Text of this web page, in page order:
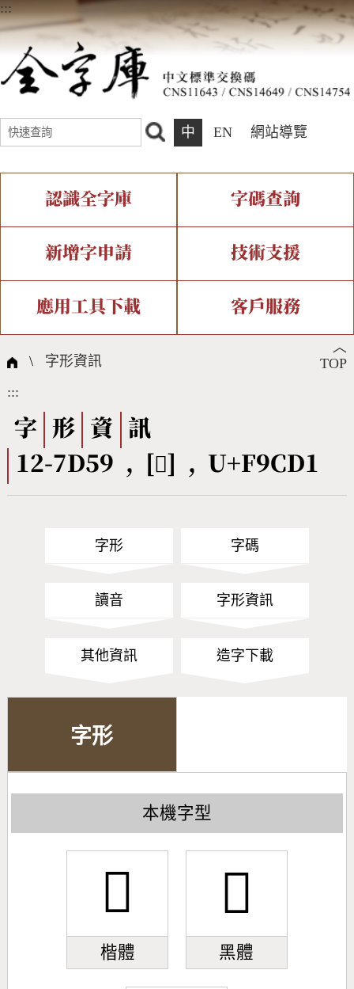
:::
中 EN 網站導覽
認識全字庫
全字庫介紹 全字庫現況
中文碼介紹 專有名詞介紹
國際字碼相關組織
字碼查詢
IDS查詢 部件查詢
複合查詢 注音查詢
筆畫查詢
筆順序查詢
CNS查詢 Unicode查詢
新增字申請
新字申請處理流程
技術支援
字形即時顯示 造字解決方案
全字庫授權 轉碼Web Service
應用工具下載
個人電腦造字處理工具
字形下載
客戶服務
問題集
熱門查詢統計
︿
TOP
\ 字形資訊
:::
字 形 資
訊
12-7D59 , [󹳑] , U+F9CD1
字形 字碼
讀音 字形資訊
其他資訊 造字下載
字形
本機字型
󹳑
楷體
󹳑
黑體